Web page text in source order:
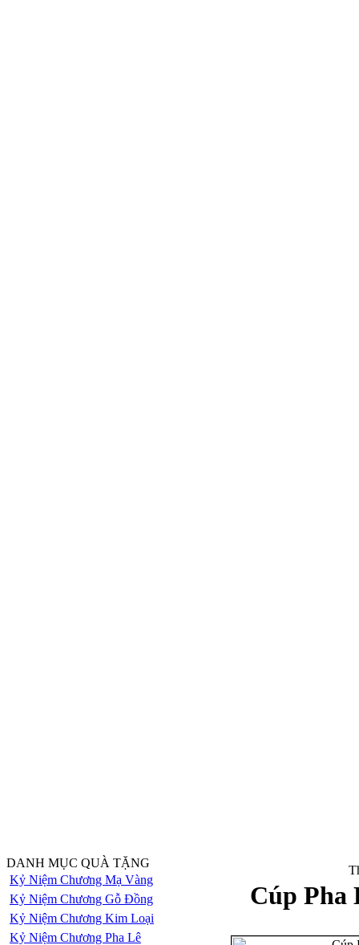
DANH MỤC QUÀ TẶNG
Kỷ Niệm Chương Mạ Vàng
Kỷ Niệm Chương Gỗ Đồng
Kỷ Niệm Chương Kim Loại
Kỷ Niệm Chương Pha Lê
Cúp Pha